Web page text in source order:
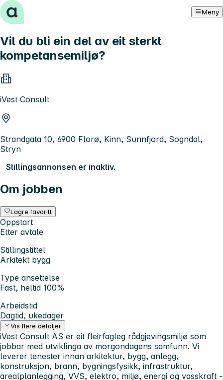
Hopp til innhold Meny
Vil du bli ein del av eit sterkt
kompetansemiljø?
iVest Consult
Strandgata 10, 6900 Florø, Kinn, Sunnfjord, Sogndal,
Stryn
Stillingsannonsen er inaktiv.
Om jobben
Lagre favoritt
Oppstart
Etter avtale
Stillingstittel
Arkitekt bygg
Type ansettelse
Fast, heltid 100%
Arbeidstid
Dagtid, ukedager
Vis flere detaljer
iVest Consult AS er eit fleirfagleg rådgjevingsmiljø som
jobbar med utviklinga av morgondagens samfunn. Vi
leverer tenester innan arkitektur, bygg, anlegg,
konstruksjon, brann, bygningsfysikk, infrastruktur,
arealplanlegging, VVS, elektro, miljø, energi og vasskraft -